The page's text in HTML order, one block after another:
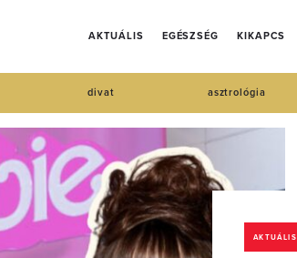
AKTUÁLIS EGÉSZSÉG KIKAPCS
divat asztrológia
AKTUÁLIS